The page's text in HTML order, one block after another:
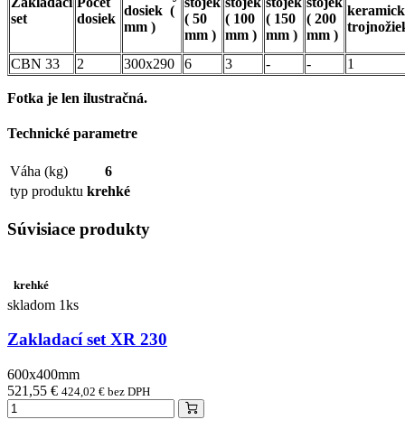
set
dosiek
dosiek (
mm )
( 50
mm )
( 100
mm )
( 150
mm )
( 200
mm )
CBN 33 2 300x290 6 3 - - 1
Fotka je len ilustračná.
Technické parametre
Váha (kg)
6
typ produktu krehké
Súvisiace produkty
krehké
skladom 1ks
Zakladací set XR 230
600x400mm
521,55 € 424,02 € bez DPH